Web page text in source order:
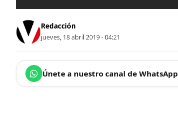
Redacción
jueves, 18 abril 2019 - 04:21
Únete a nuestro canal de WhatsApp